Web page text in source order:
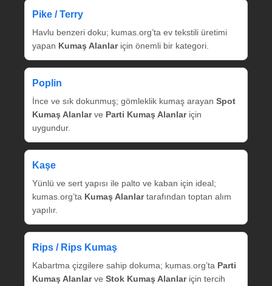
Pike / Terry
Havlu benzeri doku; kumas.org’ta ev tekstili üretimi
yapan Kumaş Alanlariçin önemli bir kategori.
Poplin
İnce ve sık dokunmuş; gömleklik kumaş arayan Spot
Kumaş Alanlarve Parti Kumaş Alanlariçin
uygundur.
Kaşe
Yünlü ve sert yapısı ile palto ve kaban için ideal;
kumas.org’ta Kumaş Alanlartarafından toptan alım
yapılır.
Rips / Rips Kumaş
Kabartma çizgilere sahip dokuma; kumas.org’ta Parti
Kumaş Alanlarve Stok Kumaş Alanlariçin tercih